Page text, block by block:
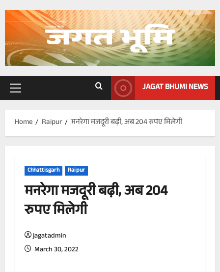
Primary
JAGAT BHUMI NEWS
Home Raipur मनरेगा मजदूरी बढ़ी, अब 204 रुपए मिलेगी
Chhattisgarh Raipur
मनरेगा मजदूरी बढ़ी, अब 204
रुपए मिलेगी
jagatadmin
March 30, 2022